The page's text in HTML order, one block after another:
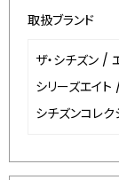
取扱ブランド
ザ・シチズン /
シリーズエイト
シチズンコレク